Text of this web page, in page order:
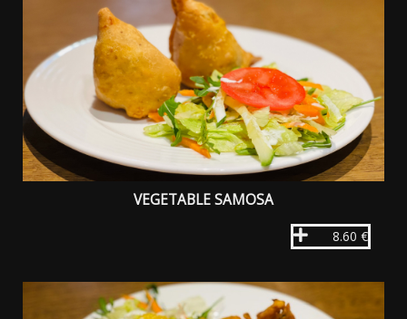
VEGETABLE SAMOSA
8.60 €